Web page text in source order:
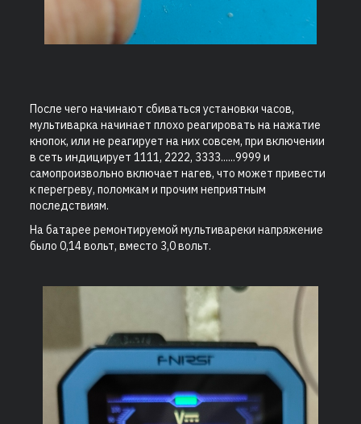
После чего начинают сбиваться установки часов,
мультиварка начинает плохо реагировать на нажатие
кнопок, или не реагирует на них совсем, при включении
в сеть индицирует 1111, 2222, 3333......9999 и
самопроизвольно включает нагев, что может привести
к перегреву, поломкам и прочим неприятным
последствиям.
На батарее ремонтируемой мультивареки напряжение
было 0,14 вольт, вместо 3,0 вольт.